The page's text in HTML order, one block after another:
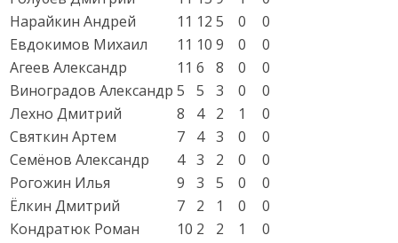
Нарайкин Андрей
11 12 5 0
0
Евдокимов Михаил
11 10 9 0
0
Агеев Александр
11 6 8 0
0
Виноградов Александр 5 5 3 0
0
Лехно Дмитрий
8 4 2 1
0
Святкин Артем
7 4 3 0
0
Семёнов Александр
4 3 2 0
0
Рогожин Илья
9 3 5 0
0
Ёлкин Дмитрий
7 2 1 0
0
Кондратюк Роман
10 2 2 1
0